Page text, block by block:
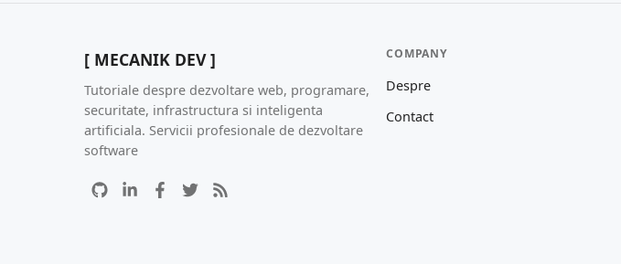
[ MECANIK DEV ]
Tutoriale despre dezvoltare web, programare,
securitate, infrastructura si inteligenta
artificiala. Servicii profesionale de dezvoltare
software
COMPANY
Despre
Contact